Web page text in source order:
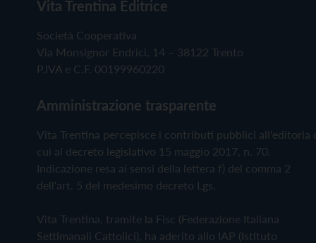
Vita Trentina Editrice
Società Cooperativa
Via Monsignor Endrici, 14 – 38122 Trento
P.IVA e C.F. 00199960220
Amministrazione trasparente
Vita Trentina percepisce i contributi pubblici all'editoria
cui al decreto legislativo 15 maggio 2017, n. 70.
Indicazione resa ai sensi della lettera f) del comma 2
dell'art. 5 del medesimo decreto Lgs.
Vita Trentina, tramite la Fisc (Federazione Italiana
Settimanali Cattolici), ha aderito allo IAP (Istituto